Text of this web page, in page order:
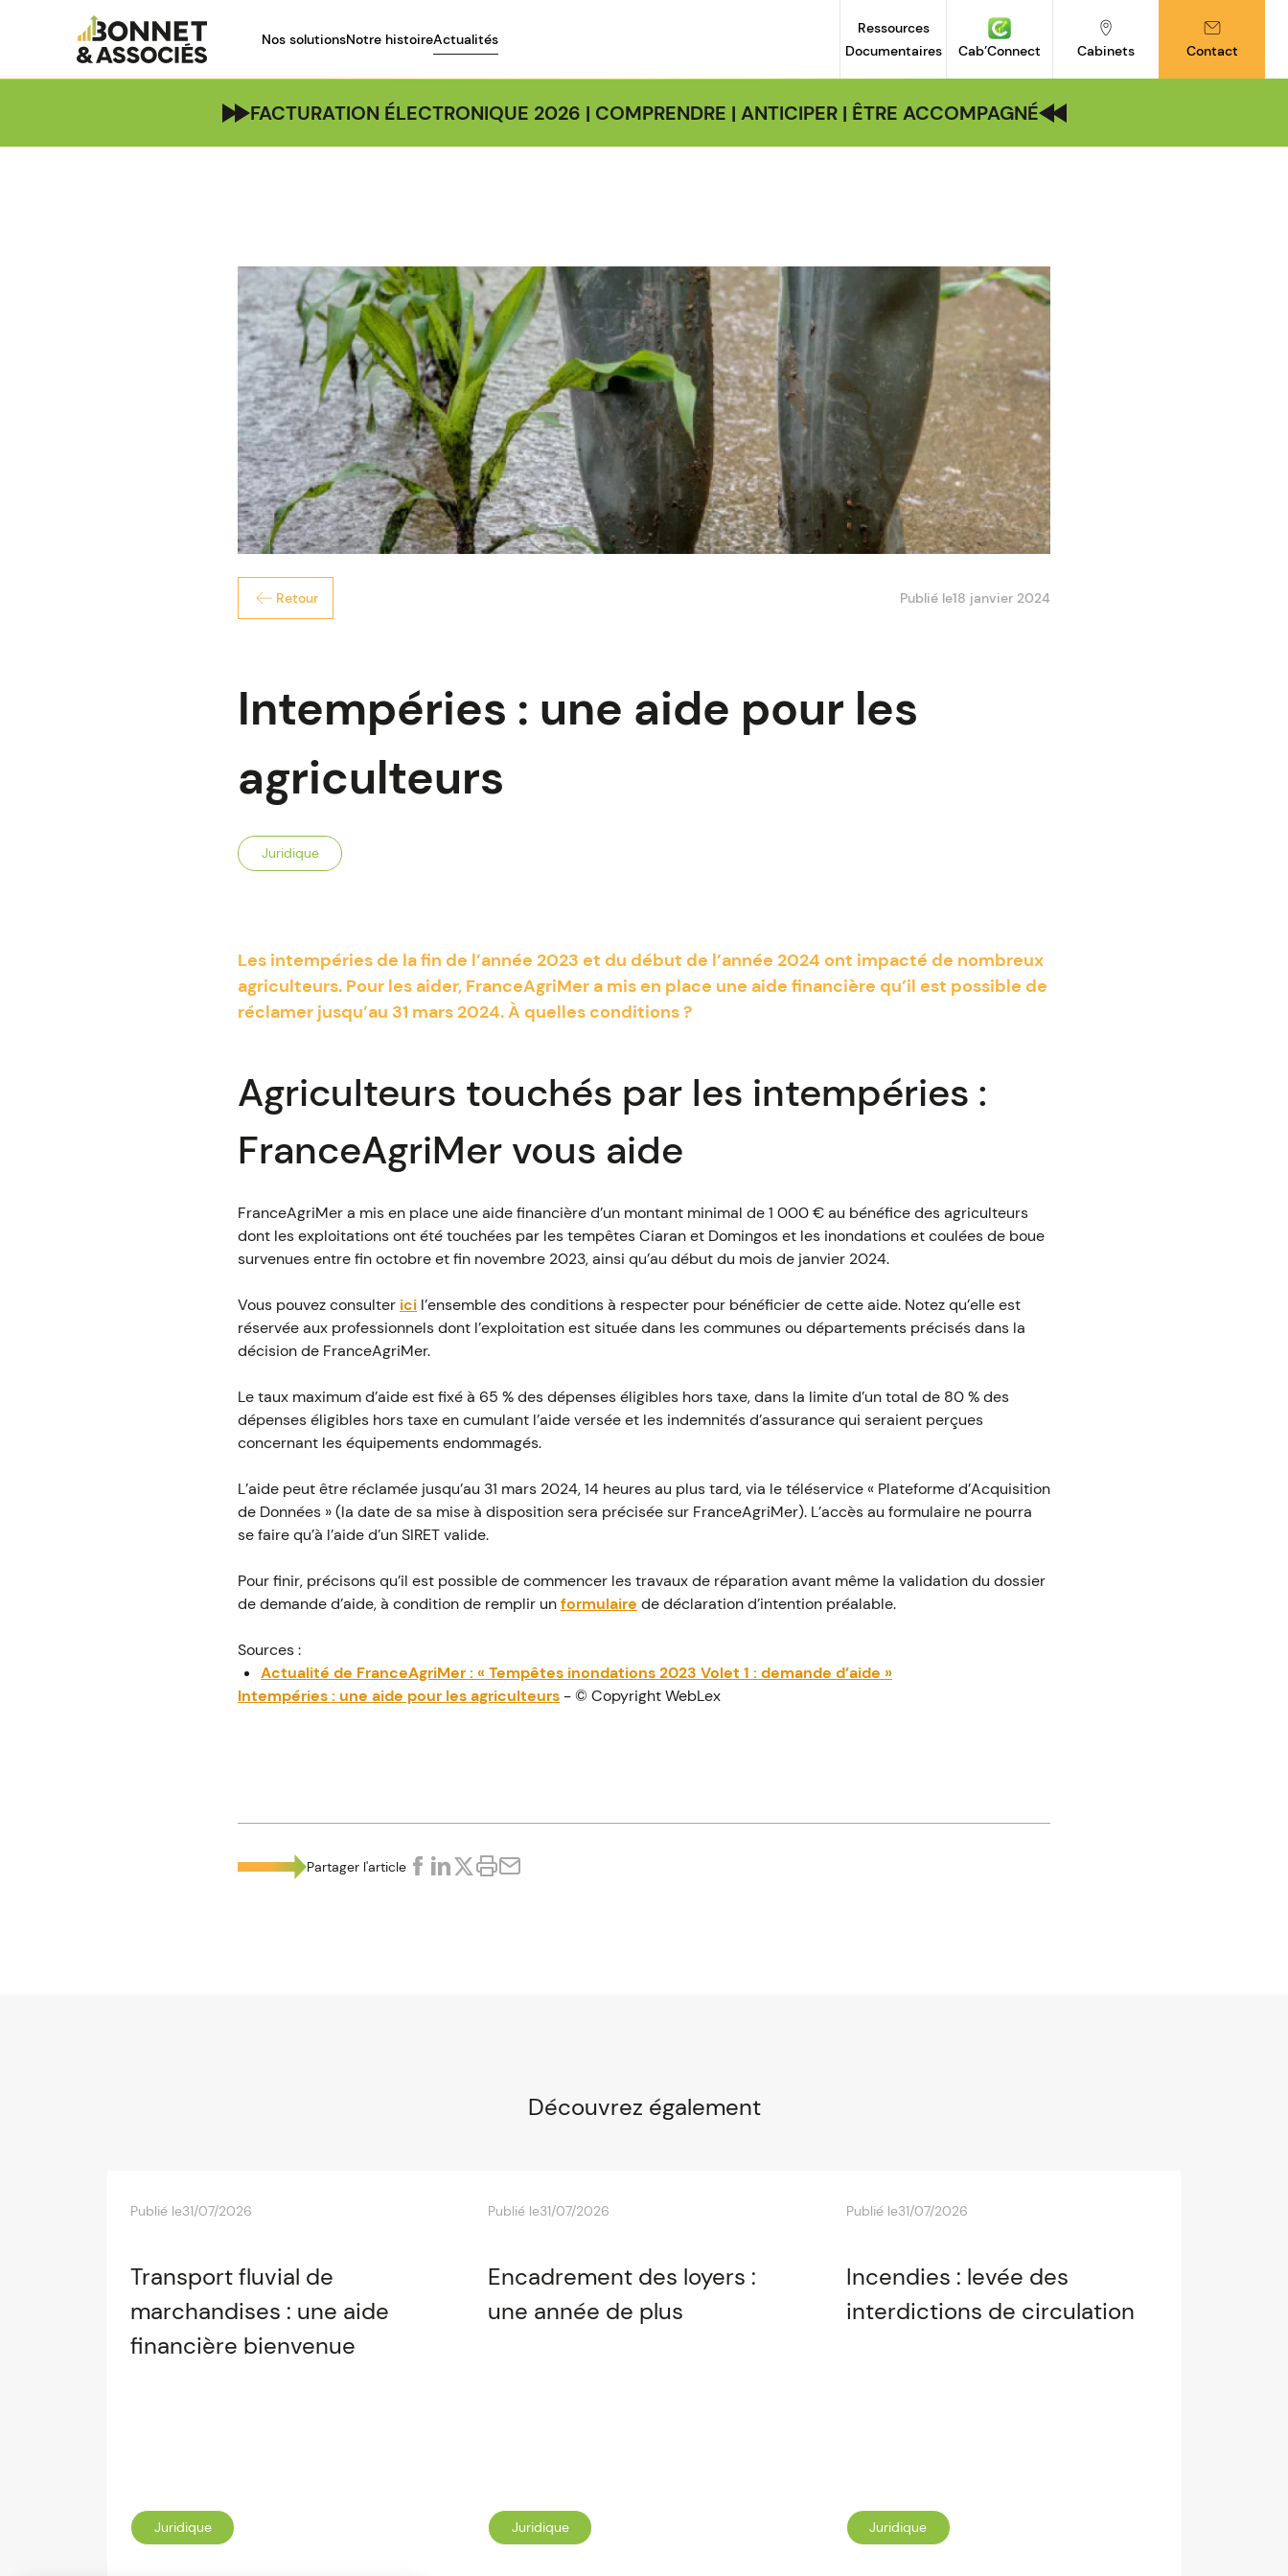
Nos solutionsNotre histoireActualités
Ressources
Documentaires
Cab’Connect Cabinets Contact
FACTURATION ÉLECTRONIQUE 2026 | COMPRENDRE | ANTICIPER | ÊTRE ACCOMPAGNÉ
Retour Publié le18 janvier 2024
Intempéries : une aide pour les
agriculteurs
Juridique
Les intempéries de la fin de l’année 2023 et du début de l’année 2024 ont impacté de nombreux
agriculteurs. Pour les aider, FranceAgriMer a mis en place une aide financière qu’il est possible de
réclamer jusqu’au 31 mars 2024. À quelles conditions ?
Agriculteurs touchés par les intempéries :
FranceAgriMer vous aide
FranceAgriMer a mis en place une aide financière d’un montant minimal de 1 000 € au bénéfice des agriculteurs
dont les exploitations ont été touchées par les tempêtes Ciaran et Domingos et les inondations et coulées de boue
survenues entre fin octobre et fin novembre 2023, ainsi qu’au début du mois de janvier 2024.
Vous pouvez consulter ici l’ensemble des conditions à respecter pour bénéficier de cette aide. Notez qu’elle est
réservée aux professionnels dont l’exploitation est située dans les communes ou départements précisés dans la
décision de FranceAgriMer.
Le taux maximum d’aide est fixé à 65 % des dépenses éligibles hors taxe, dans la limite d’un total de 80 % des
dépenses éligibles hors taxe en cumulant l’aide versée et les indemnités d’assurance qui seraient perçues
concernant les équipements endommagés.
L’aide peut être réclamée jusqu’au 31 mars 2024, 14 heures au plus tard, via le téléservice « Plateforme d’Acquisition
de Données » (la date de sa mise à disposition sera précisée sur FranceAgriMer). L’accès au formulaire ne pourra
se faire qu’à l’aide d’un SIRET valide.
Pour finir, précisons qu’il est possible de commencer les travaux de réparation avant même la validation du dossier
de demande d’aide, à condition de remplir unformulaire de déclaration d’intention préalable.
Sources :
Actualité de FranceAgriMer : « Tempêtes inondations 2023 Volet 1 : demande d’aide »
Intempéries : une aide pour les agriculteurs - © Copyright WebLex
Partager l'article
Découvrez également
Publié le31/07/2026
Transport fluvial de
marchandises : une aide
financière bienvenue
Juridique
Publié le31/07/2026
Encadrement des loyers :
une année de plus
Juridique
Publié le31/07/2026
Incendies : levée des
interdictions de circulation
Juridique